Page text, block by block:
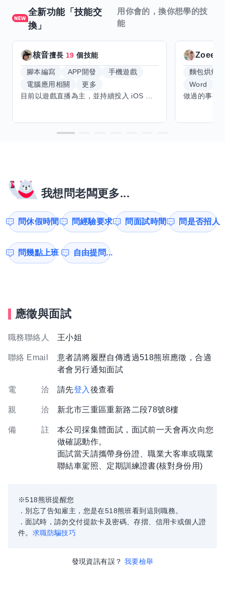
全新功能「技能交
換」
用你會的，換你想學的技
能
核音擅長 19 個技能
腳本編寫 APP開發
手機遊戲
電腦應用相關
更多
Zoeey
麵包烘焙
Word
我想問老闆更多...
問休假時間 問經驗要求 問面試時間 問是否招人
問幾點上班 自由提問...
應徵與面試
職務聯絡人 王小姐
聯絡 Email
意者請將履歷自傳透過518熊班應徵，合適
者會另行通知面試
電 洽 請先登入 後查看
親 洽 新北市三重區重新路二段78號8樓
備 註
本公司採集體面試，面試前一天會再次向您
做確認動作。
面試當天請攜帶身份證、職業大客車或職業
聯結車駕照、定期訓練證書(核對身份用)
※518熊班提醒您
．別忘了告知雇主，您是在518熊班看到這則職務。
．面試時，請勿交付提款卡及密碼、存摺、信用卡或個人證
件。 求職防騙技巧
發現資訊有誤？ 我要檢舉